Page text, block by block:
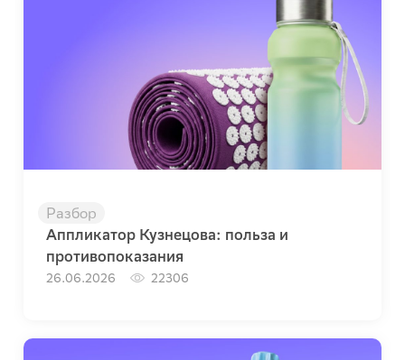
Разбор
Аппликатор Кузнецова: польза и
противопоказания
26.06.2026 22306